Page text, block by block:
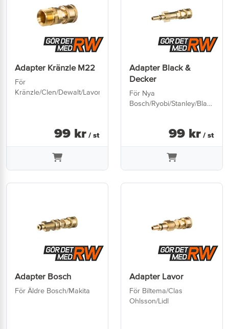
Adapter Kränzle M22
För
Kränzle/Clen/Dewalt/Lavor
99 kr / st
Adapter Black &
Decker
För Nya
Bosch/Ryobi/Stanley/Black
99 kr / st
Adapter Bosch
För Äldre Bosch/Makita
Adapter Lavor
För Biltema/Clas
Ohlsson/Lidl